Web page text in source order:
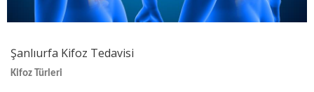
Şanlıurfa Kifoz Tedavisi
Kifoz Türleri